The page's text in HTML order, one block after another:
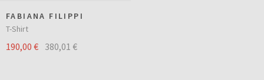
FABIANA FILIPPI
T-Shirt
190,00 € 380,01 €